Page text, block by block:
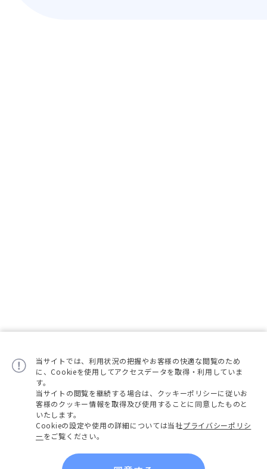
当サイトでは、利用状況の把握やお客様の快適な閲覧のため
に、Cookieを使用してアクセスデータを取得・利用していま
す。
当サイトの閲覧を継続する場合は、クッキーポリシーに従いお
客様のクッキー情報を取得及び使用することに同意したものと
いたします。
Cookieの設定や使用の詳細については当社プライバシーポリシ
ーをご覧ください。